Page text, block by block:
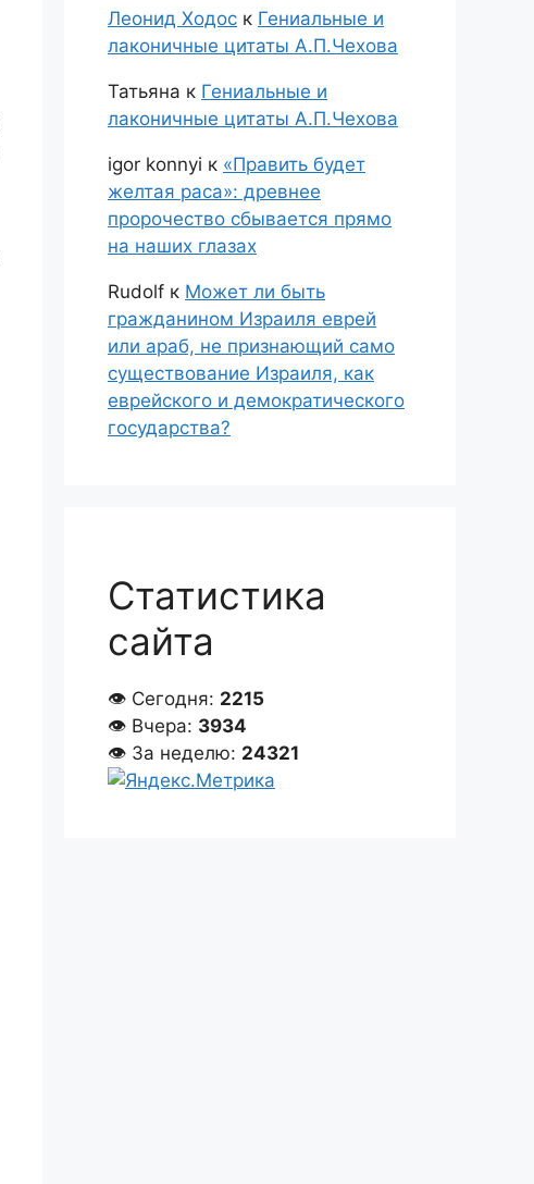
Леонид Ходос к Гениальные и
лаконичные цитаты А.П.Чехова
Татьяна к Гениальные и
лаконичные цитаты А.П.Чехова
igor konnyi к «Править будет
желтая раса»: древнее
пророчество сбывается прямо
на наших глазах
Rudolf к Может ли быть
гражданином Израиля еврей
или араб, не признающий само
существование Израиля, как
еврейского и демократического
государства?
Статистика
сайта
👁 Сегодня: 2215
👁 Вчера: 3934
👁 За неделю: 24321